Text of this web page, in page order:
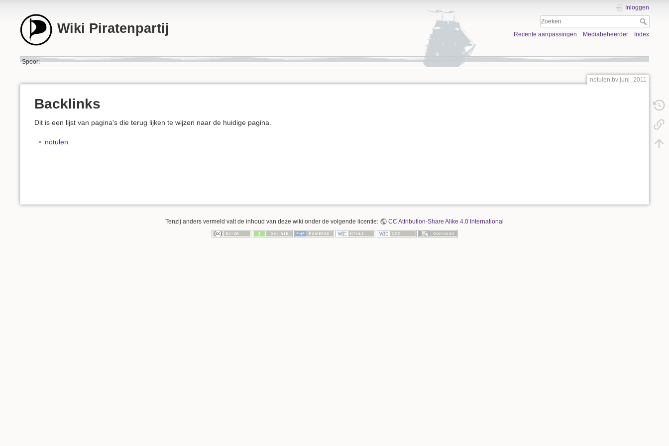
Wiki Piratenpartij
Inloggen
Recente aanpassingen Mediabeheerder Index
Spoor:
notulen:bv:juni_2011
Backlinks
Dit is een lijst van pagina's die terug lijken te wijzen naar de huidige pagina.
notulen
Tenzij anders vermeld valt de inhoud van deze wiki onder de volgende licentie: CC Attribution-Share Alike 4.0 International